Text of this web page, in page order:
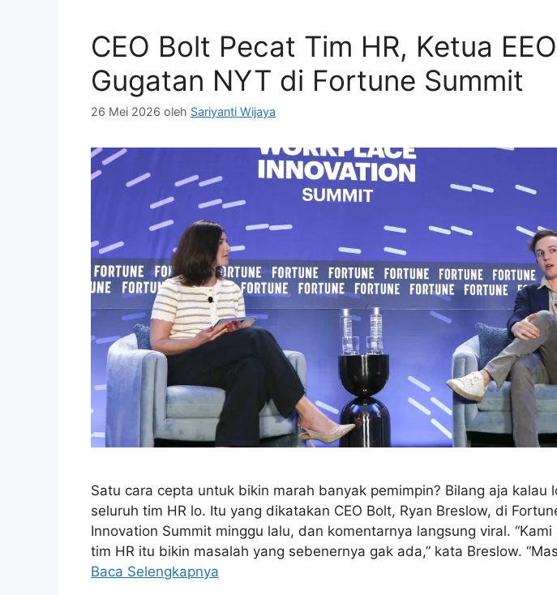
CEO Bolt Pecat Tim HR, Ketua
Gugatan NYT di Fortune Summit
26 Mei 2026 oleh Sariyanti Wijaya
Satu cara cepta untuk bikin marah banyak pemimpin? Bilang aja kalau
seluruh tim HR lo. Itu yang dikatakan CEO Bolt, Ryan Breslow, di
Innovation Summit minggu lalu, dan komentarnya langsung viral.
tim HR itu bikin masalah yang sebenernya gak ada,” kata Breslow.
Baca Selengkapnya